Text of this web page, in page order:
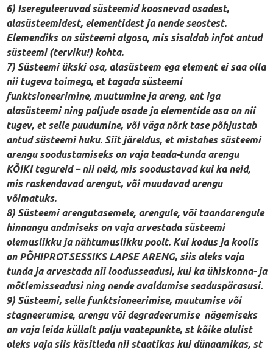
6) Isereguleeruvad süsteemid koosnevad osadest,
alasüsteemidest, elementidest ja nende seostest.
Elemendiks on süsteemi algosa, mis sisaldab infot antud
süsteemi (terviku!) kohta.
7) Süsteemi ükski osa, alasüsteem ega element ei saa olla
nii tugeva toimega, et tagada süsteemi
funktsioneerimine, muutumine ja areng, ent iga
alasüsteemi ning paljude osade ja elementide osa on nii
tugev, et selle puudumine, või väga nõrk tase põhjustab
antud süsteemi huku. Siit järeldus, et mistahes süsteemi
arengu soodustamiseks on vaja teada-tunda arengu
KÕIKI tegureid – nii neid, mis soodustavad kui ka neid,
mis raskendavad arengut, või muudavad arengu
võimatuks.
8) Süsteemi arengutasemele, arengule, või taandarengule
hinnangu andmiseks on vaja arvestada süsteemi
olemuslikku ja nähtumuslikku poolt. Kui kodus ja koolis
on PÕHIPROTSESSIKS LAPSE ARENG, siis oleks vaja
tunda ja arvestada nii loodusseadusi, kui ka ühiskonna- ja
mõtlemisseadusi ning nende avaldumise seaduspärasusi.
9) Süsteemi, selle funktsioneerimise, muutumise või
stagneerumise, arengu või degradeerumise nägemiseks
on vaja leida küllalt palju vaatepunkte, st kõike olulist
oleks vaja siis käsitleda nii staatikas kui dünaamikas, st